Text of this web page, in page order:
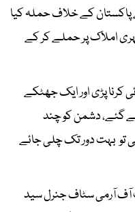
کو دشمن نے پاکستان کے خلاف حملہ کیا
املاک پر حملے کر کے
کرنا پڑی اور ایک جھٹکے
کر دیئے گئے، دشمن کو چند
تو بہت دور تک چلی جائے
آف آرمی سٹاف جنرل سید